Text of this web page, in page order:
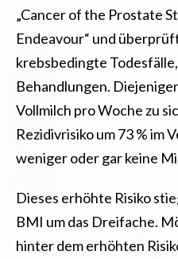
„Cancer of the Prostate
Endeavour“ und
krebsbedingte
Behandlungen.
Vollmilch pro Woche zu
Rezidivrisiko um 73 % im
weniger oder gar keine
Dieses erhöhte Risiko
BMI um das Dreifache.
hinter dem erhöhten